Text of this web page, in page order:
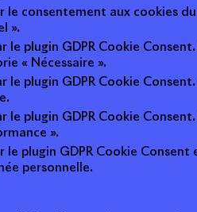
le consentement aux cookies
».
le plugin GDPR Cookie
« Nécessaire ».
le plugin GDPR Cookie
le plugin GDPR Cookie
».
le plugin GDPR Cookie
personnelle.